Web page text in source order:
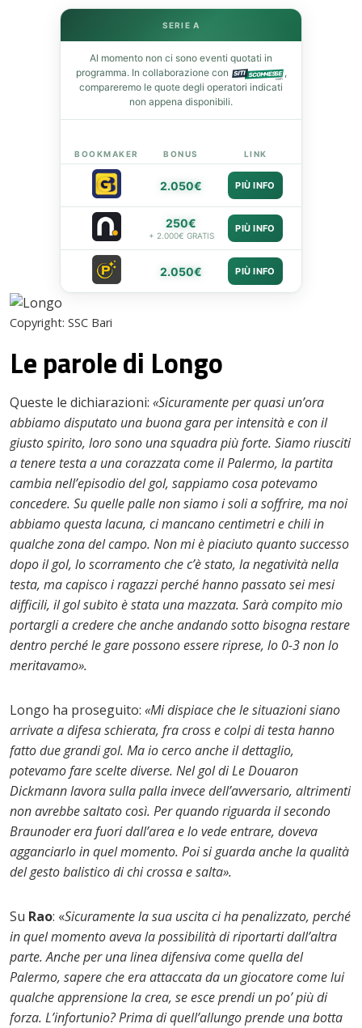
SERIE A
Al momento non ci sono eventi quotati in
programma. In collaborazione con
,
compareremo le quote degli operatori indicati
non appena disponibili.
BOOKMAKER BONUS LINK
2.050€ PIÙ INFO
250€
+ 2.000€ GRATIS
PIÙ INFO
2.050€ PIÙ INFO
Copyright: SSC Bari
Le parole di Longo
Queste le dichiarazioni: «Sicuramente per quasi un’ora
abbiamo disputato una buona gara per intensità e con il
giusto spirito, loro sono una squadra più forte. Siamo riusciti
a tenere testa a una corazzata come il Palermo, la partita
cambia nell’episodio del gol, sappiamo cosa potevamo
concedere. Su quelle palle non siamo i soli a soffrire, ma noi
abbiamo questa lacuna, ci mancano centimetri e chili in
qualche zona del campo. Non mi è piaciuto quanto successo
dopo il gol, lo scorramento che c’è stato, la negatività nella
testa, ma capisco i ragazzi perché hanno passato sei mesi
difficili, il gol subito è stata una mazzata. Sarà compito mio
portargli a credere che anche andando sotto bisogna restare
dentro perché le gare possono essere riprese, lo 0-3 non lo
meritavamo».
Longo ha proseguito: «Mi dispiace che le situazioni siano
arrivate a difesa schierata, fra cross e colpi di testa hanno
fatto due grandi gol. Ma io cerco anche il dettaglio,
potevamo fare scelte diverse. Nel gol di Le Douaron
Dickmann lavora sulla palla invece dell’avversario, altrimenti
non avrebbe saltato così. Per quando riguarda il secondo
Braunoder era fuori dall’area e lo vede entrare, doveva
agganciarlo in quel momento. Poi si guarda anche la qualità
del gesto balistico di chi crossa e salta».
Su Rao: «Sicuramente la sua uscita ci ha penalizzato, perché
in quel momento aveva la possibilità di riportarti dall’altra
parte. Anche per una linea difensiva come quella del
Palermo, sapere che era attaccata da un giocatore come lui
qualche apprensione la crea, se esce prendi un po’ più di
forza. L’infortunio? Prima di quell’allungo prende una botta